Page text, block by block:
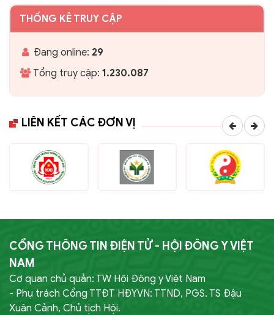
THỐNG KÊ TRUY CẬP
Đang online: 29
Tổng truy cập: 1.230.087
LIÊN KẾT CÁC ĐƠN VỊ
CỔNG THÔNG TIN ĐIỆN TỬ - HỘI ĐÔNG Y VIỆT
NAM
Cơ quan chủ quản: TW Hội Đông y Việt Nam
- Phụ trách Cổng TTĐT HĐYVN: TTND, PGS. TS Đậu
Xuân Cảnh, Chủ tịch Hội.